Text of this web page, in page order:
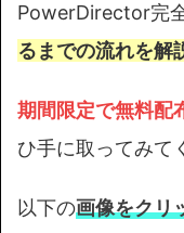
PowerDirector完
るまでの流れを解
期間限定で無料配
ひ手に取ってみて
以下の画像をクリ